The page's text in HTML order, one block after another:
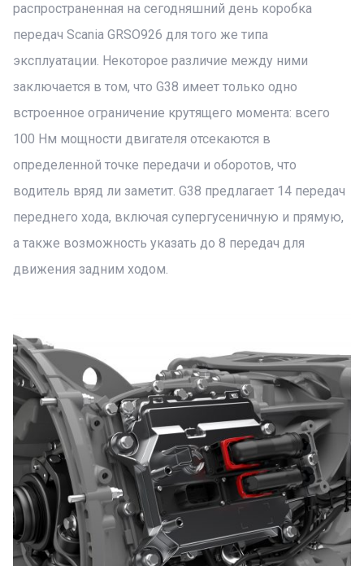
распространенная на сегодняшний день коробка
передач Scania GRSO926 для того же типа
эксплуатации. Некоторое различие между ними
заключается в том, что G38 имеет только одно
встроенное ограничение крутящего момента: всего
100 Нм мощности двигателя отсекаются в
определенной точке передачи и оборотов, что
водитель вряд ли заметит. G38 предлагает 14 передач
переднего хода, включая супергусеничную и прямую,
а также возможность указать до 8 передач для
движения задним ходом.